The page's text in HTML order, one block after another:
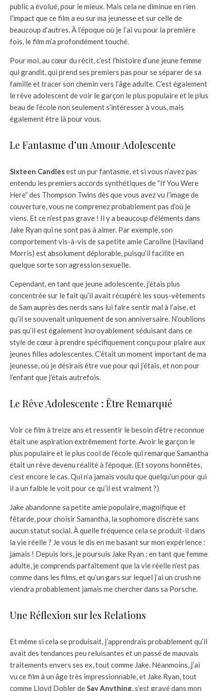
public a évolué, pour le mieux. Mais cela ne diminue en rien
l’impact que ce film a eu sur ma jeunesse et sur celle de
beaucoup d’autres. À l’époque où je l’ai vu pour la première
fois, le film m’a profondément touché.
Pour moi, au cœur du récit, c’est l’histoire d’une jeune femme
qui grandit, qui prend ses premiers pas pour se séparer de sa
famille et tracer son chemin vers l’âge adulte. C’est également
le rêve adolescent de voir le garçon le plus populaire et le plus
beau de l’école non seulement s’intéresser à vous, mais
également être là pour vous.
Le Fantasme d’un Amour Adolescente
Sixteen Candlesest un pur fantasme, et si vous n’avez pas
entendu les premiers accords synthétiques de “If You Were
Here” des Thompson Twins dès que vous avez vu l’image de
couverture, vous ne comprenez probablement pas d’où je
viens. Et ce n’est pas grave ! Il y a beaucoup d’éléments dans
Jake Ryan qui ne sont pas à aimer. Par exemple, son
comportement vis-à-vis de sa petite amie Caroline (Haviland
Morris) est absolument déplorable, puisqu’il facilite en
quelque sorte son agression sexuelle.
Cependant, en tant que jeune adolescente, j’étais plus
concentrée sur le fait qu’il avait récupéré les sous-vêtements
de Sam auprès des nerds sans lui faire sentir mal à l’aise, et
qu’il se souvenait uniquement de son anniversaire. N’oublions
pas qu’il est également incroyablement séduisant dans ce
style de cœur à prendre spécifiquement conçu pour plaire aux
jeunes filles adolescentes. C’était un moment important de ma
jeunesse, où je désirais être vue pour qui j’étais, et non pour
l’enfant que j’étais autrefois.
Le Rêve Adolescente : Être Remarqué
Voir ce film à treize ans et ressentir le besoin d’être reconnue
était une aspiration extrêmement forte. Avoir le garçon le
plus populaire et le plus cool de l’école qui remarque Samantha
était un rêve devenu réalité à l’époque. (Et soyons honnêtes,
c’est encore le cas. Qui n’a jamais voulu que quelqu’un pour qui
il a un faible le voit pour ce qu’il est vraiment ?)
Jake abandonne sa petite amie populaire, magnifique et
fêtarde, pour choisir Samantha, la sophomore discrète sans
aucun statut social. À quelle fréquence cela se produit-il dans
la vie réelle ? Je vous le dis en me basant sur mon expérience :
jamais ! Depuis lors, je poursuis Jake Ryan ; en tant que femme
adulte, je comprends parfaitement que la vie réelle n’est pas
comme dans les films, et qu’un gars sur lequel j’ai un crush ne
viendra probablement jamais me chercher dans sa Porsche.
Une Réflexion sur les Relations
Et même si cela se produisait, j’apprendrais probablement qu’il
avait des tendances peu reluisantes et un passé de mauvais
traitements envers ses ex, tout comme Jake. Néanmoins, j’ai
vu ce film à un âge très impressionnable, et Jake Ryan, tout
comme Lloyd Dobler deSay Anything, s’est gravé dans mon